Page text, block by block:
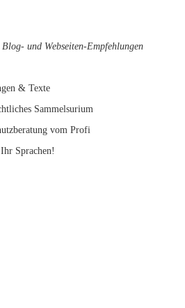
und Webseiten-Empfehlungen
& Texte
Sammelsurium
vom Profi
Sprachen!